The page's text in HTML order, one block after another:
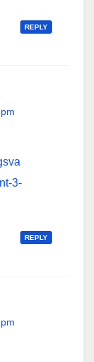
REPLY
3-
REPLY